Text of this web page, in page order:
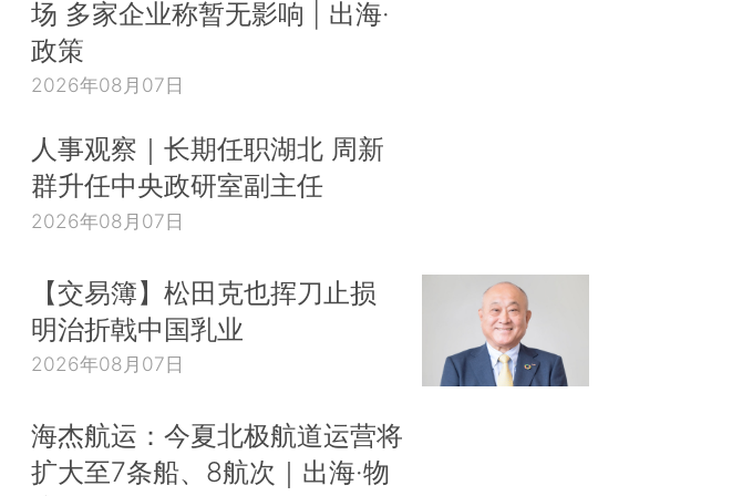
场 多家企业称暂无影响 | 出海·
政策
2026年08月07日
人事观察｜长期任职湖北 周新
群升任中央政研室副主任
2026年08月07日
【交易簿】松田克也挥刀止损
明治折戟中国乳业
2026年08月07日
海杰航运：今夏北极航道运营将
扩大至7条船、8航次｜出海·物